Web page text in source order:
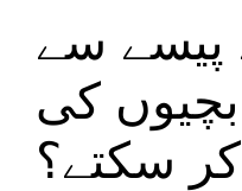
پیسے سے
کی
سکتے؟